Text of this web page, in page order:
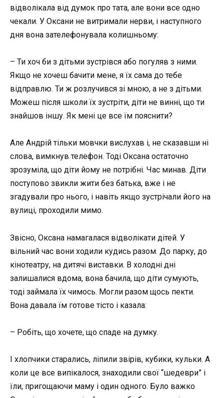
відволікала від думок про тата, але вони все одно
чекали. У Оксани не витримали нерви, і наступного
дня вона зателефонувала колишньому:
– Ти хоч би з дітьми зустрівся або погуляв з ними.
Якщо не хочеш бачити мене, я їх сама до тебе
відправлю. Ти ж розлучився зі мною, а не з дітьми.
Можеш після школи їх зустріти, діти не винні, що ти
знайшов іншу. Як мені це все їм пояснити?
Але Андрій тільки мовчки вислухав і, не сказавши ні
слова, вимкнув телефон. Тоді Оксана остаточно
зрозуміла, що діти йому не потрібні. Час минав. Діти
поступово звикли жити без батька, вже і не
згадували про нього, і навіть якщо зустрічали його на
вулиці, проходили мимо.
Звісно, Оксана намагалася відволікати дітей. У
вільний час вони ходили кудись разом. До парку, до
кінотеатру, на дитячі виставки. В холодні дні
залишалися вдома, вона бачила, що діти сумують,
тоді займала їх чимось. Могли разом щось пекти.
Вона давала їм готове тісто і казала:
– Робіть, що хочете, що спаде на думку.
І хлопчики старались, ліпили звірів, кубики, кульки. А
коли це все випікалося, знаходили свої “шедеври” і
їли, пригощаючи маму і один одного. Було важко